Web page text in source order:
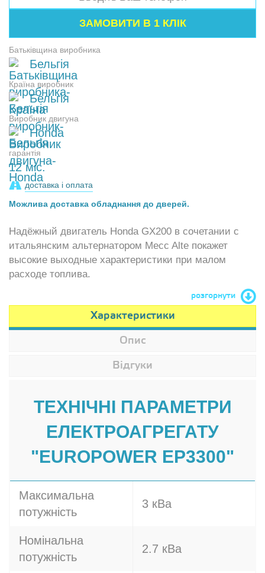
Батьківщина виробника
Бельгія
Країна виробник
Бельгія
Виробник двигуна
Honda
гарантія
12 міс.
доставка і оплата
Можлива доставка обладнання до дверей.
Надёжный двигатель Honda GX200 в сочетании с
итальянским альтернатором Mecc Alte покажет
высокие выходные характеристики при малом
расходе топлива.
розгорнути
Характеристики
Опис
Відгуки
ТЕХНІЧНІ ПАРАМЕТРИ
ЕЛЕКТРОАГРЕГАТУ
"EUROPOWER EP3300"
Максимальна
потужність
3 кВа
Номінальна
потужність
2.7 кВа